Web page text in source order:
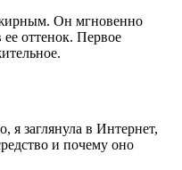
Он мгновенно
оттенок. Первое
я заглянула в Интернет,
и почему оно